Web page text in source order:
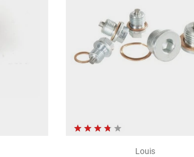
Louis